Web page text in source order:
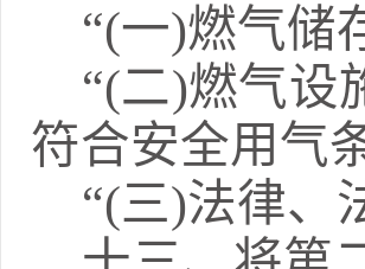
“(一)燃气储
“(二)燃气设
符合安全用气
“(三)法律、